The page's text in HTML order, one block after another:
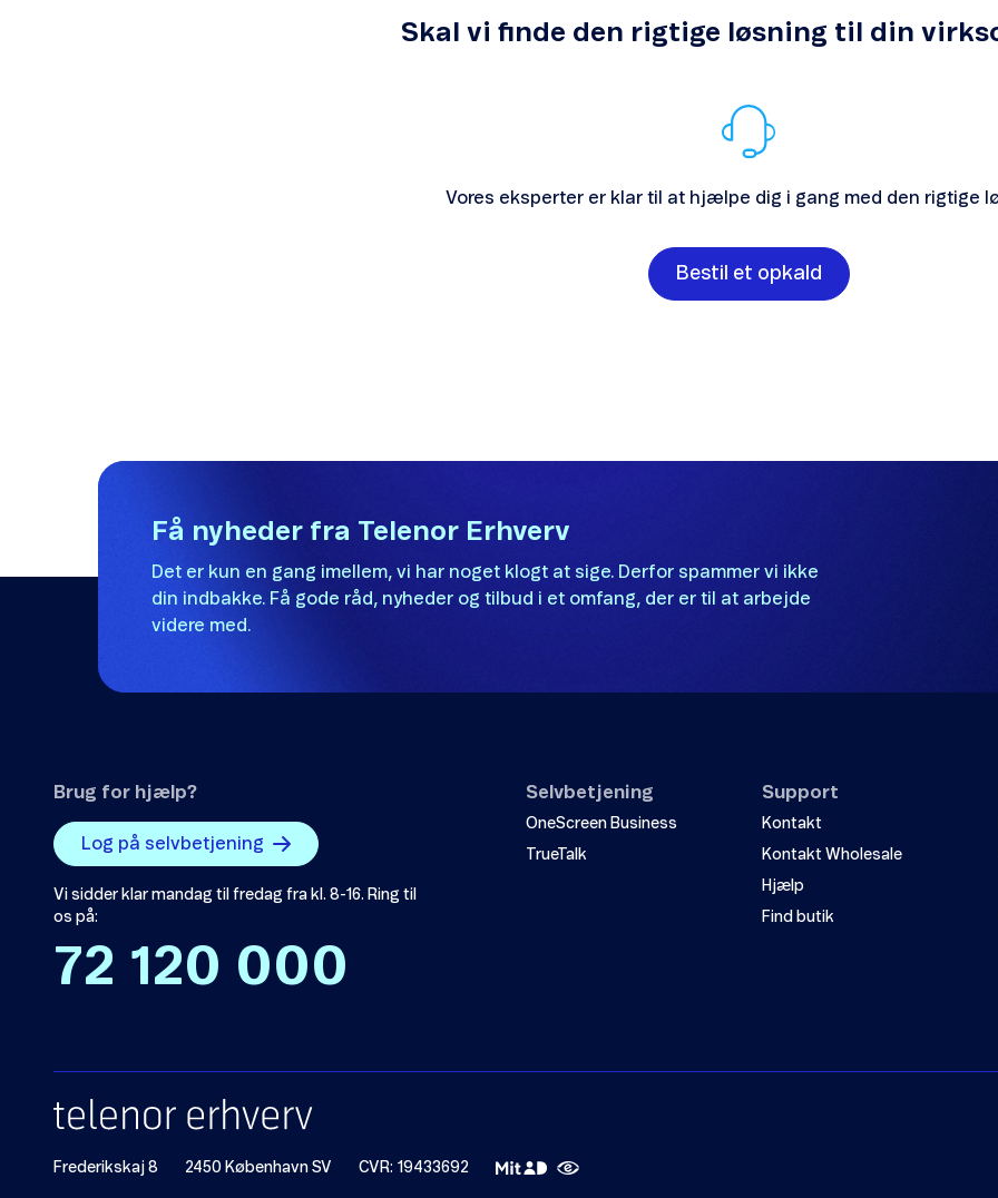
Skal vi finde den rigtige løsning til din
Vores eksperter er klar til at hjælpe dig i gang med den rigtige
Bestil et opkald
Få nyheder fra Telenor Erhverv
Det er kun en gang imellem, vi har noget klogt at sige. Derfor spammer vi ikke
din indbakke. Få gode råd, nyheder og tilbud i et omfang, der er til at arbejde
videre med.
Brug for hjælp?
Log på selvbetjening
Vi sidder klar mandag til fredag fra kl. 8-16. Ring til
os på:
72 120 000
Selvbetjening
OneScreen Business
TrueTalk
Support
Kontakt
Kontakt Wholesale
Hjælp
Find butik
Frederikskaj 8 2450 København SV CVR: 19433692